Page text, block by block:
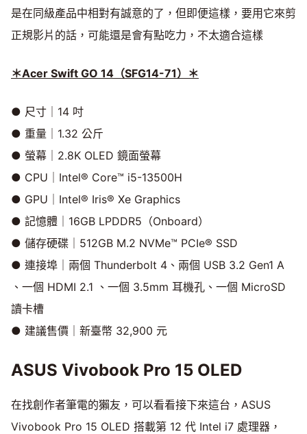
是在同級產品中相對有誠意的了，但即便這樣，要用它來剪
正規影片的話，可能還是會有點吃力，不太適合這樣
＊Acer Swift GO 14​（SFG14-71）＊
● 尺寸｜14 吋
● 重量｜1.32 公斤
● 螢幕｜2.8K OLED 鏡面螢幕
● CPU｜Intel® Core™ i5-13500H
● GPU｜Intel® Iris® Xe Graphics
● 記憶體｜16GB LPDDR5（Onboard）
● 儲存硬碟｜512GB M.2 NVMe™ PCIe® SSD
● 連接埠｜兩個 Thunderbolt 4、兩個 USB 3.2 Gen1 A
、一個 HDMI 2.1 、一個 3.5mm 耳機孔、一個 MicroSD
讀卡槽
● 建議售價｜新臺幣 32,900 元
ASUS Vivobook Pro 15 OLED
在找創作者筆電的獺友，可以看看接下來這台，ASUS
Vivobook Pro 15 OLED 搭載第 12 代 Intel i7 處理器，